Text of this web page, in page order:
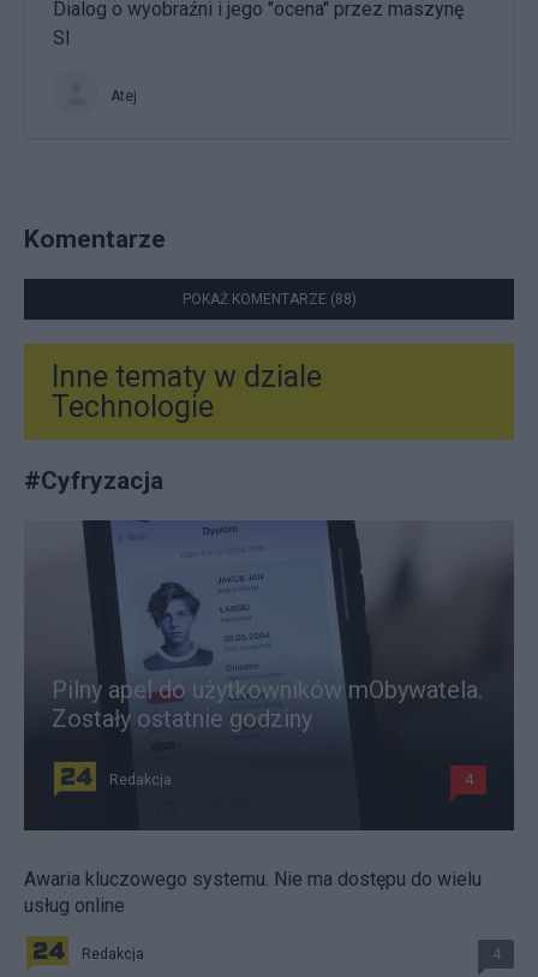
Dialog o wyobraźni i jego "ocena" przez maszynę
SI
Atej
Komentarze
POKAŻ KOMENTARZE (88)
Inne tematy w dziale
Technologie
#Cyfryzacja
Pilny apel do użytkowników mObywatela.
Zostały ostatnie godziny
Redakcja 4
Awaria kluczowego systemu. Nie ma dostępu do wielu
usług online
Redakcja 4